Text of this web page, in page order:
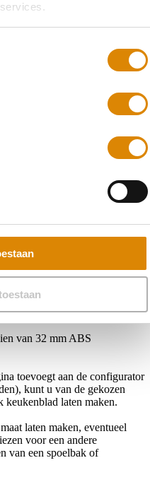
van 32 mm ABS
toevoegt aan de configurator
kunt u van de gekozen
keukenblad laten maken.
laten maken, eventueel
voor een andere
van een spoelbak of